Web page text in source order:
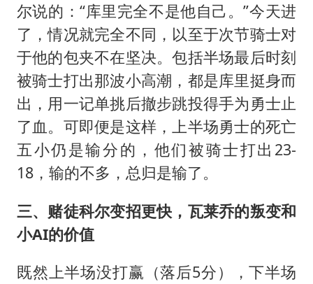
尔说的：“库里完全不是他自己。”今天进
了，情况就完全不同，以至于次节骑士对
于他的包夹不在坚决。包括半场最后时刻
被骑士打出那波小高潮，都是库里挺身而
出，用一记单挑后撤步跳投得手为勇士止
了血。可即便是这样，上半场勇士的死亡
五小仍是输分的，他们被骑士打出23-
18，输的不多，总归是输了。
三、赌徒科尔变招更快，瓦莱乔的叛变和
小AI的价值
既然上半场没打赢（落后5分），下半场